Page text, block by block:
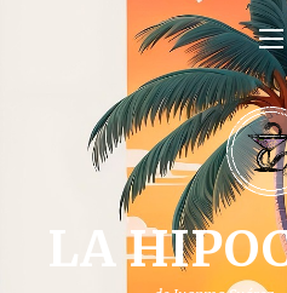
LA